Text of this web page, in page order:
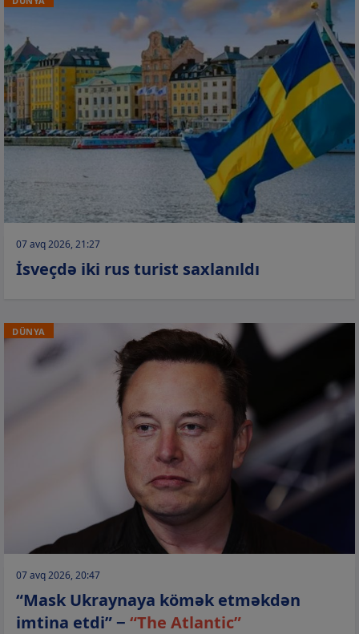
07 avq 2026, 21:27
İsveçdə iki rus turist saxlanıldı
DÜNYA
07 avq 2026, 20:47
“Mask Ukraynaya kömək etməkdən
imtina etdi” − “The Atlantic”